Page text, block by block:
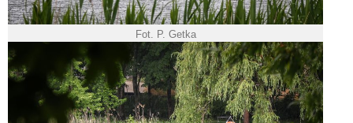
Fot. P. Getka